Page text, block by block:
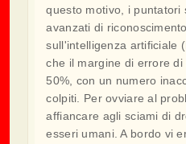
questo motivo, i puntatori
avanzati di
sull'intelligenza artificiale
che il margine di errore
50%, con un numero
colpiti. Per ovviare al
affiancare agli sciami di
esseri umani. A bordo vi